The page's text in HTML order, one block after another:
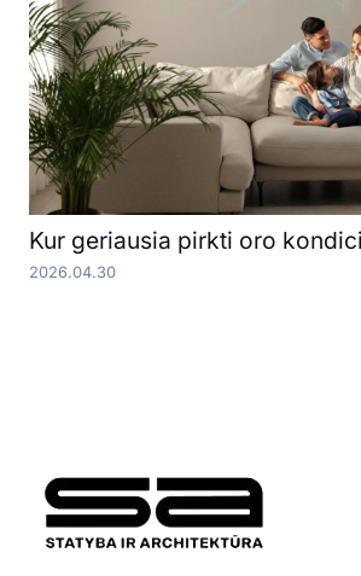
Kur geriausia pirkti oro
2026.04.30